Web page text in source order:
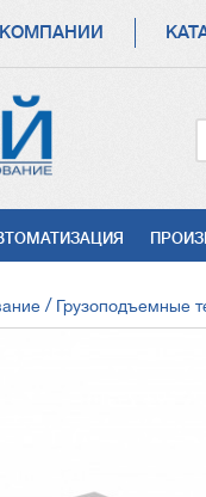
Грузоподъемные